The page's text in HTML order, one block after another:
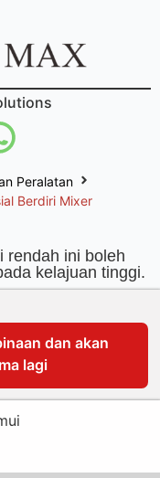
Peralatan
Berdiri Mixer
rendah ini boleh
kelajuan tinggi.
dan akan
lagi